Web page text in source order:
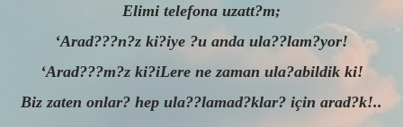
Elimi telefona uzatt?m;
‘Arad???n?z ki?iye ?u anda ula??lam?yor!
‘Arad???m?z ki?iLere ne zaman ula?abildik ki!
Biz zaten onlar? hep ula??lamad?klar? için arad?k!..